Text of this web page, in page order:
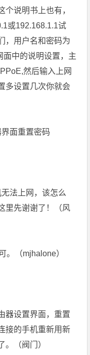
个说明书上也有，
或192.168.1.1试
，用户名和密码为
面中的说明设置，主
然后输入上网
多设置几次你就会
面重置密码
法上网，该怎么
里先谢谢了！（风
。（mjhalone）
器设置界面，重置
接的手机重新用新
。（阀门）